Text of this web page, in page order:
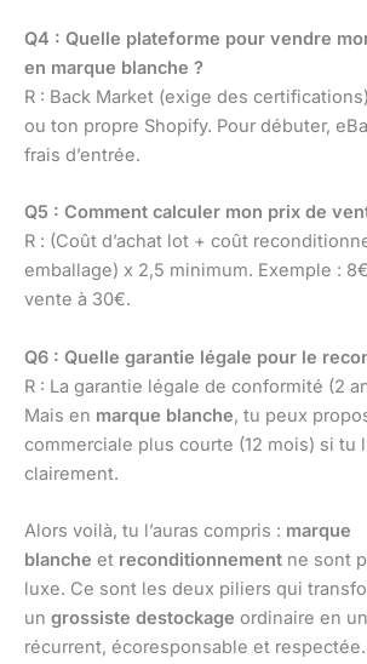
Q4 : Quelle plateforme pour vendre
en marque blanche ?
R : Back Market (exige des
ou ton propre Shopify. Pour débuter,
frais d’entrée.
Q5 : Comment calculer mon prix de
R : (Coût d’achat lot + coût
emballage) x 2,5 minimum. Exemple :
vente à 30€.
Q6 : Quelle garantie légale pour le
R : La garantie légale de conformité (2
Mais en marque blanche, tu peux
commerciale plus courte (12 mois) si tu
clairement.
Alors voilà, tu l’auras compris : marque
blanche et reconditionnement ne sont
luxe. Ce sont les deux piliers qui
un grossiste destockage ordinaire en
récurrent, écoresponsable et